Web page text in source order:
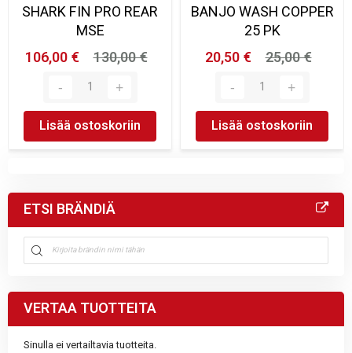
SHARK FIN PRO REAR
MSE
106,00 €
130,00 €
Lisää ostoskoriin
BANJO WASH COPPER
25 PK
20,50 €
25,00 €
Lisää ostoskoriin
ETSI BRÄNDIÄ
VERTAA TUOTTEITA
Sinulla ei vertailtavia tuotteita.